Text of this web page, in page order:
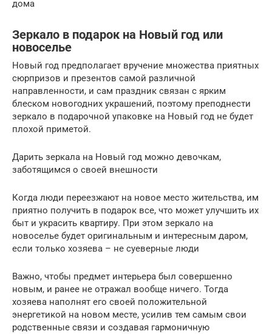
дома
Зеркало в подарок на Новый год или
новоселье
Новый год предполагает вручение множества приятных
сюрпризов и презентов самой различной
направленности, и сам праздник связан с ярким
блеском новогодних украшений, поэтому преподнести
зеркало в подарочной упаковке на Новый год не будет
плохой приметой.
Дарить зеркала на Новый год можно девочкам,
заботящимся о своей внешности
Когда люди переезжают на новое место жительства, им
приятно получить в подарок все, что может улучшить их
быт и украсить квартиру. При этом зеркало на
новоселье будет оригинальным и интересным даром,
если только хозяева – не суеверные люди
Важно, чтобы предмет интерьера был совершенно
новым, и ранее не отражал вообще ничего. Тогда
хозяева наполнят его своей положительной
энергетикой на новом месте, усилив тем самым свои
родственные связи и создавая гармоничную